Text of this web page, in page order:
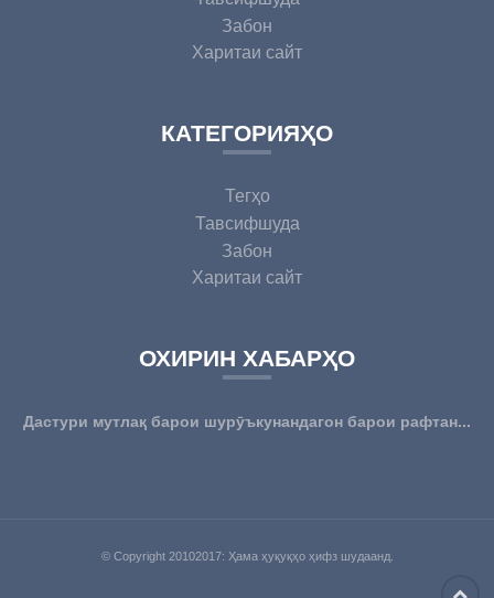
Забон
Харитаи сайт
КАТЕГОРИЯҲО
Тегҳо
Тавсифшуда
Забон
Харитаи сайт
ОХИРИН ХАБАРҲО
Дастури мутлақ барои шурӯъкунандагон барои рафтан...
© Copyright 20102017: Ҳама ҳуқуқҳо ҳифз шудаанд.